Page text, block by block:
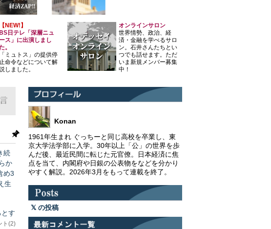
【NEW!】
BS日テレ「深層ニュ
ース」に出演しまし
。
「ミュトス」の提供停
命令などについて解
しました。
オンラインサロン
世界情勢、政治、経
済・金融を学べるサロ
ン。石井さんたちとい
つでも話せます。ただ
いま新規メンバー募集
中！
続
か
め3
生
す
ト(2)
Konan
1961年生まれ ぐっちーと同じ高校を卒業し、東
京大学法学部に入学。30年以上「公」の世界を歩
んだ後、最近民間に転じた元官僚。日本経済に焦
点を当て、内閣府や日銀の公表物をなどを分かり
やすく解説。2026年3月をもって連載を終了。
の投稿